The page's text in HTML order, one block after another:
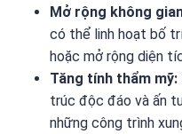
Mở rộng không
có thể linh hoạt bố
hoặc mở rộng diện
Tăng tính thẩm mỹ:
trúc độc đáo và ấn
những công trình